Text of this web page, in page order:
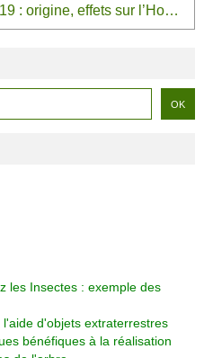
Le SARS-CoV-2 ou COVID-19 : origine, effets sur l’Homme et traitements
les Insectes : exemple des
d'objets extraterrestres
bénéfiques à la réalisation